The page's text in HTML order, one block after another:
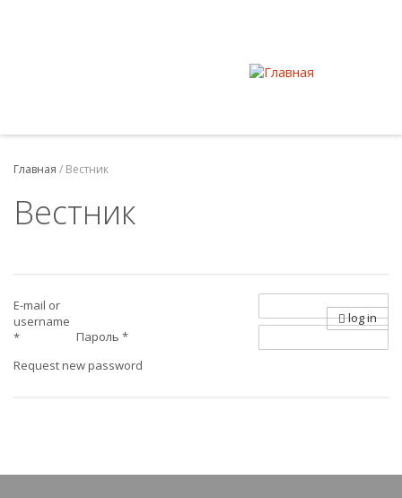
Главная / Вестник
Вестник
E-mail or
username
*
Пароль *
Request new password
log in